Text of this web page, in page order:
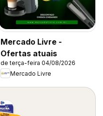
Mercado Livre -
Ofertas atuais
de terça-feira 04/08/2026
Mercado Livre